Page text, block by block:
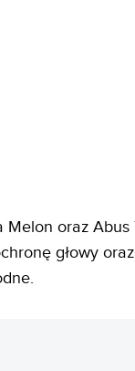
Melon oraz Abus
głowy